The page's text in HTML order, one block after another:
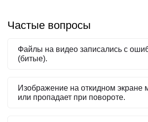
Частые вопросы
Файлы на видео записались с
(битые).
Изображение на откидном экране
или пропадает при повороте.